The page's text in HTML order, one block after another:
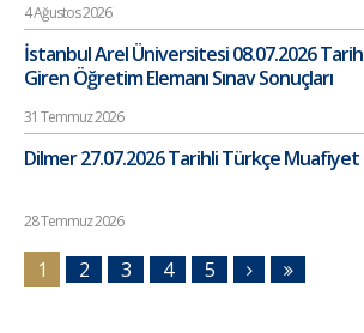
4 Ağustos 2026
İstanbul Arel Üniversitesi 08.07.2026
Giren Öğretim Elemanı Sınav Sonuçları
31 Temmuz 2026
Dilmer 27.07.2026 Tarihli Türkçe Muafiyet
28 Temmuz 2026
1 2 3 4 5